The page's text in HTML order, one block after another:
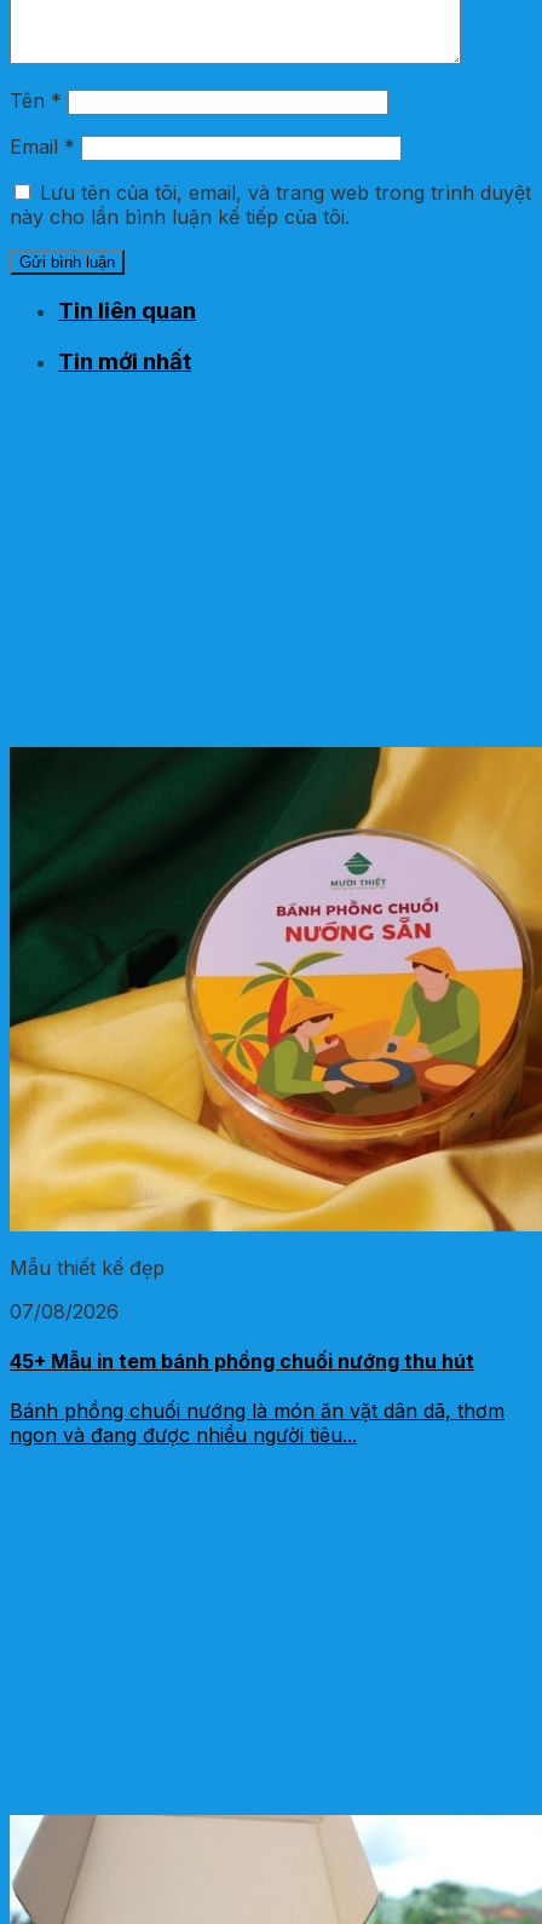
Tên *
Email *
Lưu tên của tôi, email, và trang web trong trình duyệt
này cho lần bình luận kế tiếp của tôi.
Tin liên quan
Tin mới nhất
Mẫu thiết kế đẹp
07/08/2026
45+ Mẫu in tem bánh phồng chuối nướng thu hút
Bánh phồng chuối nướng là món ăn vặt dân dã, thơm
ngon và đang được nhiều người tiêu...